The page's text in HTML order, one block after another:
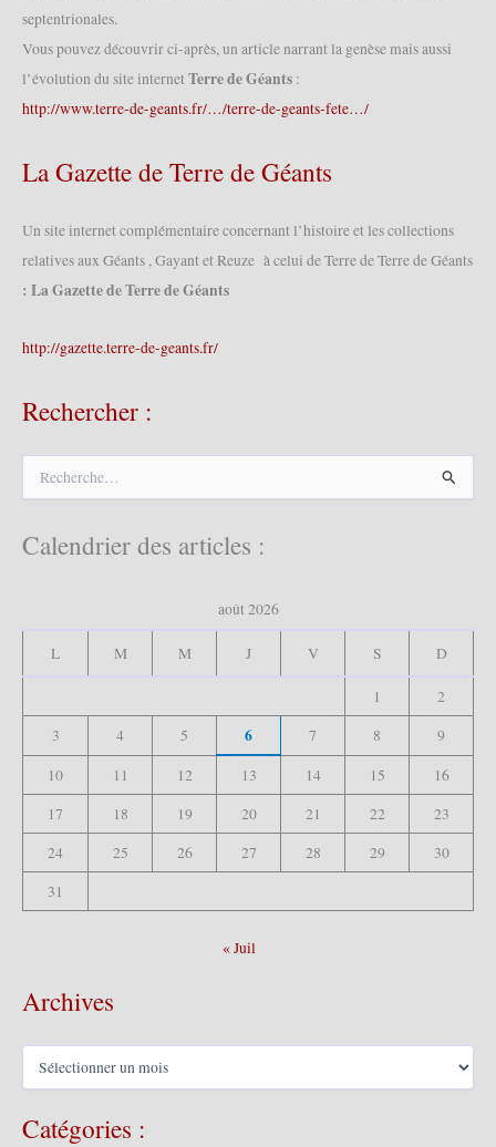
septentrionales.
Vous pouvez découvrir ci-après, un article narrant la genèse mais aussi
l’évolution du site internet Terre de Géants :
http://www.terre-de-geants.fr/…/terre-de-geants-fete…/
La Gazette de Terre de Géants
Un site internet complémentaire concernant l’histoire et les collections
relatives aux Géants , Gayant et Reuze à celui de Terre de Terre de Géants
: La Gazette de Terre de Géants
http://gazette.terre-de-geants.fr/
Rechercher :
e
Calendrier des articles :
août 2026
L M M J V S D
1
2
3
4 5 6 7 8
9
10
11 12 13 14 15
16
17
18 19 20 21 22
23
24
25 26 27 28 29
30
31
« Juil
Archives
h
Catégories :